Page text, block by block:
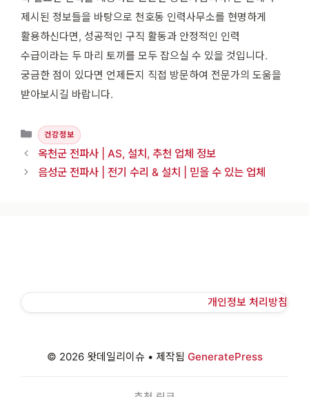
제시된 정보들을 바탕으로 천호동 인력사무소를 현명하게
활용하신다면, 성공적인 구직 활동과 안정적인 인력
수급이라는 두 마리 토끼를 모두 잡으실 수 있을 것입니다.
궁금한 점이 있다면 언제든지 직접 방문하여 전문가의 도움을
받아보시길 바랍니다.
카테고리
건강정보
옥천군 전파사 | AS, 설치, 추천 업체 정보
음성군 전파사 | 전기 수리 & 설치 | 믿을 수 있는 업체
개인정보 처리방침
© 2026 왓데일리이슈 • 제작됨 GeneratePress